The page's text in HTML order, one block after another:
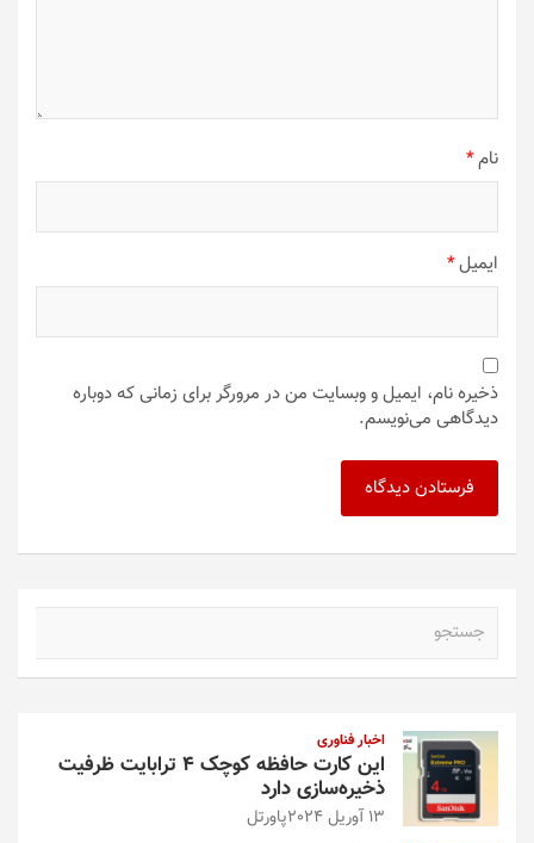
نام*
ایمیل*
ذخیره نام، ایمیل و وبسایت من در مرورگر برای زمانی که دوباره
دیدگاهی می‌نویسم.
اخبار فناوری
این کارت حافظه کوچک ۴ ترابایت ظرفیت
ذخیره‌سازی دارد
13 آوریل 2024 پاورتل